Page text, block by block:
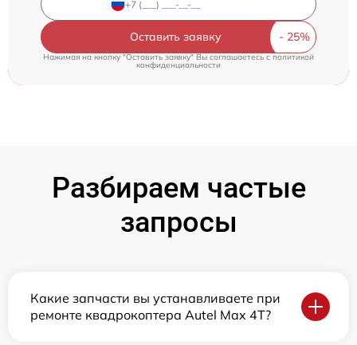
Оставить заявку
Нажимая на кнопку "Оставить заявку" Вы соглашаетесь c политикой
конфиденциальности
Разбираем частые
запросы
Какие запчасти вы устанавливаете при
ремонте квадрокоптера Autel Max 4T?